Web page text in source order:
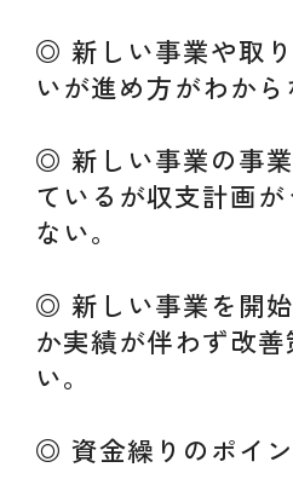
◎ 新しい事業や取
いが進め方がわから
◎ 新しい事業の事
ているが収支計画
ない。
◎ 新しい事業を開
か実績が伴わず改
い。
◎ 資金繰りのポイン